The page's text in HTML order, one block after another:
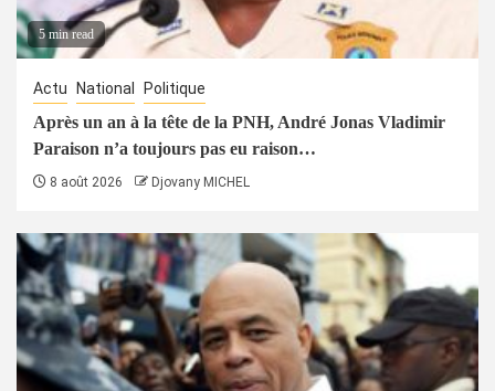
5 min read
Actu National Politique
Après un an à la tête de la PNH, André Jonas Vladimir
Paraison n’a toujours pas eu raison…
8 août 2026 Djovany MICHEL